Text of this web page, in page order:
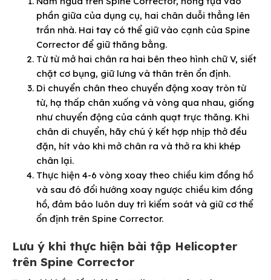
phần giữa của dụng cụ, hai chân duỗi thẳng lên
trần nhà. Hai tay có thể giữ vào cạnh của Spine
Corrector để giữ thăng bằng.
Từ từ mở hai chân ra hai bên theo hình chữ V, siết
chặt cơ bụng, giữ lưng và thân trên ổn định.
Di chuyển chân theo chuyển động xoay tròn từ
từ, hạ thấp chân xuống và vòng qua nhau, giống
như chuyển động của cánh quạt trực thăng. Khi
chân di chuyển, hãy chú ý kết hợp nhịp thở đều
đặn, hít vào khi mở chân ra và thở ra khi khép
chân lại.
Thực hiện 4-6 vòng xoay theo chiều kim đồng hồ
và sau đó đổi hướng xoay ngược chiều kim đồng
hồ, đảm bảo luôn duy trì kiểm soát và giữ cơ thể
ổn định trên Spine Corrector.
Lưu ý khi thực hiện bài tập Helicopter
trên Spine Corrector